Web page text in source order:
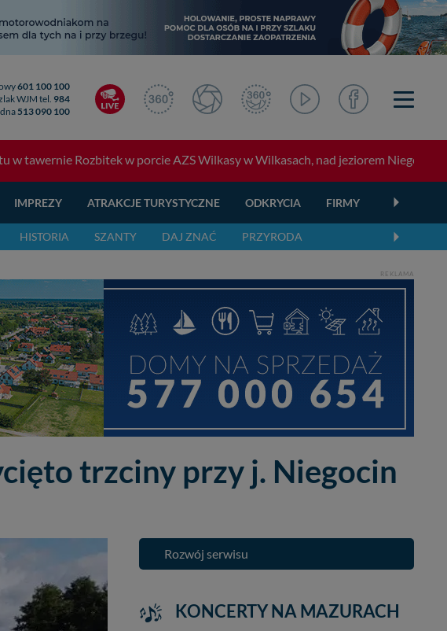
601 100 100
WJM tel. 984
513 090 100
w tawernie Rozbitek w porcie AZS Wilkasy w Wilkasach, nad jeziorem Niegocin.
IMPREZY ATRAKCJE TURYSTYCZNE ODKRYCIA FIRMY
HISTORIA SZANTY DAJ ZNAĆ PRZYRODA
REKLAMA
trzciny przy j. Niegocin
Rozwój serwisu
KONCERTY NA MAZURACH